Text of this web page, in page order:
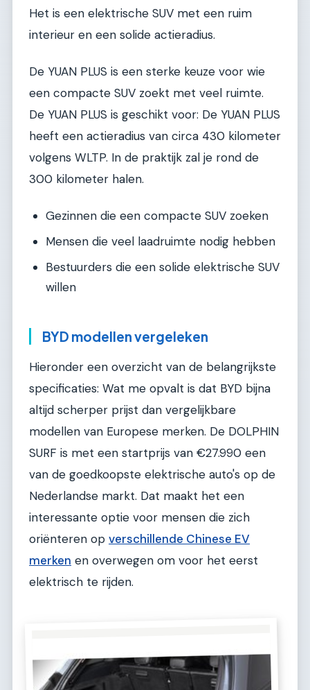
Het is een elektrische SUV met een ruim
interieur en een solide actieradius.
De YUAN PLUS is een sterke keuze voor wie
een compacte SUV zoekt met veel ruimte.
De YUAN PLUS is geschikt voor: De YUAN PLUS
heeft een actieradius van circa 430 kilometer
volgens WLTP. In de praktijk zal je rond de
300 kilometer halen.
Gezinnen die een compacte SUV zoeken
Mensen die veel laadruimte nodig hebben
Bestuurders die een solide elektrische SUV
willen
BYD modellen vergeleken
Hieronder een overzicht van de belangrijkste
specificaties: Wat me opvalt is dat BYD bijna
altijd scherper prijst dan vergelijkbare
modellen van Europese merken. De DOLPHIN
SURF is met een startprijs van €27.990 een
van de goedkoopste elektrische auto's op de
Nederlandse markt. Dat maakt het een
interessante optie voor mensen die zich
oriënteren op verschillende Chinese EV
merken en overwegen om voor het eerst
elektrisch te rijden.